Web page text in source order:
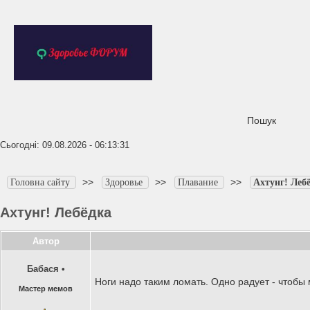
Пошук
Сьогодні: 09.08.2026 - 06:13:31
Головна сайту >> Здоровье >> Плавание >> Ахтунг!
Ахтунг! Лебёдка
Автор
Бабася •
Мастер мемов
Ноги надо таким ломать. Одно радует -